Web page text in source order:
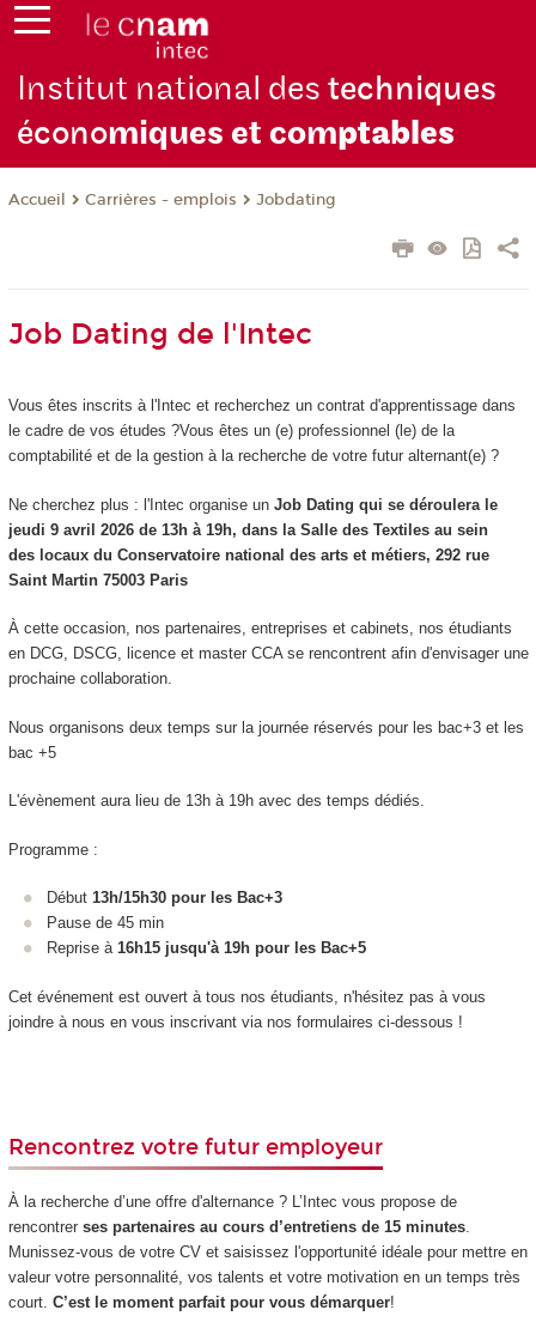
Institut national destechniques
économiques et comptables
Accueil Carrières - emplois Jobdating
Job Dating de l'Intec
Vous êtes inscrits à l'Intec et recherchez un contrat d'apprentissage dans
le cadre de vos études ?Vous êtes un (e) professionnel (le) de la
comptabilité et de la gestion à la recherche de votre futur alternant(e) ?
Ne cherchez plus : l'Intec organise unJob Dating qui se déroulera le
jeudi 9 avril 2026 de 13h à 19h, dans la Salle des Textiles au sein
des locaux du Conservatoire national des arts et métiers, 292 rue
Saint Martin 75003 Paris
À cette occasion, nos partenaires, entreprises et cabinets, nos étudiants
en DCG, DSCG, licence et master CCA se rencontrent afin d'envisager une
prochaine collaboration.
Nous organisons deux temps sur la journée réservés pour les bac+3 et les
bac +5
L'évènement aura lieu de 13h à 19h avec des temps dédiés.
Programme :
Début 13h/15h30 pour les Bac+3
Pause de 45 min
Reprise à 16h15 jusqu'à 19h pour les Bac+5
Cet événement est ouvert à tous nos étudiants, n'hésitez pas à vous
joindre à nous en vous inscrivant via nos formulaires ci-dessous !
Rencontrez votre futur employeur
À la recherche d’une offre d'alternance ? L’Intec vous propose de
rencontrer ses partenaires au cours d’entretiens de 15 minutes.
Munissez-vous de votre CV et saisissez l'opportunité idéale pour mettre en
valeur votre personnalité, vos talents et votre motivation en un temps très
court. C’est le moment parfait pour vous démarquer!